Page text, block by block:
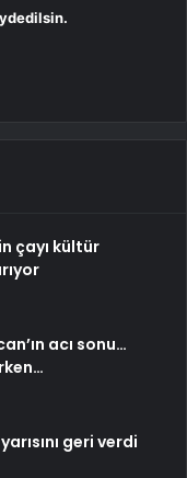
çayı kültür
acı sonu…
geri verdi